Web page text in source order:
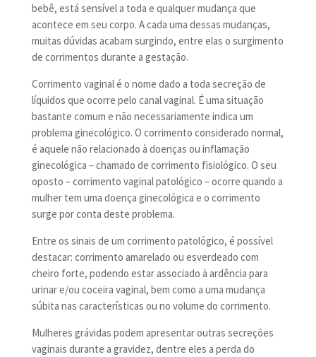
bebê, está sensível a toda e qualquer mudança que
acontece em seu corpo. A cada uma dessas mudanças,
muitas dúvidas acabam surgindo, entre elas o surgimento
de corrimentos durante a gestação.
Corrimento vaginal é o nome dado a toda secreção de
líquidos que ocorre pelo canal vaginal. É uma situação
bastante comum e não necessariamente indica um
problema ginecológico. O corrimento considerado normal,
é aquele não relacionado à doenças ou inflamação
ginecológica – chamado de corrimento fisiológico. O seu
oposto – corrimento vaginal patológico – ocorre quando a
mulher tem uma doença ginecológica e o corrimento
surge por conta deste problema.
Entre os sinais de um corrimento patológico, é possível
destacar: corrimento amarelado ou esverdeado com
cheiro forte, podendo estar associado à ardência para
urinar e/ou coceira vaginal, bem como a uma mudança
súbita nas características ou no volume do corrimento.
Mulheres grávidas podem apresentar outras secreções
vaginais durante a gravidez, dentre eles a perda do